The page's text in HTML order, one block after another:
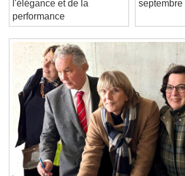
Loaded
Seek to live, currently behind live
Remaining Time
1x
Playback Rate
Chapters
Chapters
Descriptions
descriptions off , selected
Subtitles
l'élégance et de la
performance